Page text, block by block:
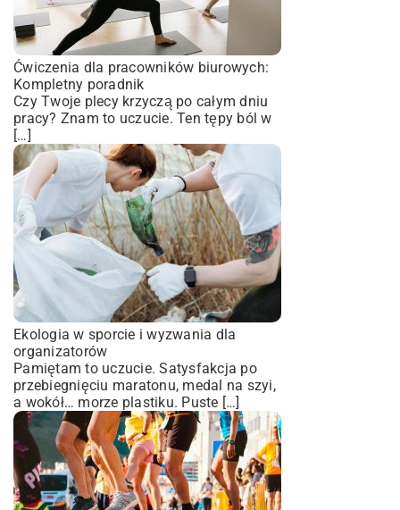
Ćwiczenia dla pracowników biurowych:
Kompletny poradnik
Czy Twoje plecy krzyczą po całym dniu
pracy? Znam to uczucie. Ten tępy ból w
[…]
Ekologia w sporcie i wyzwania dla
organizatorów
Pamiętam to uczucie. Satysfakcja po
przebiegnięciu maratonu, medal na szyi,
a wokół… morze plastiku. Puste […]